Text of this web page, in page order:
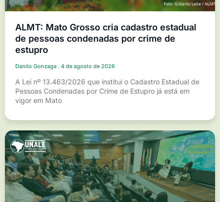
ALMT: Mato Grosso cria cadastro estadual
de pessoas condenadas por crime de
estupro
Danilo Gonzaga 4 de agosto de 2026
A Lei nº 13.463/2026 que institui o Cadastro Estadual de
Pessoas Condenadas por Crime de Estupro já está em
vigor em Mato